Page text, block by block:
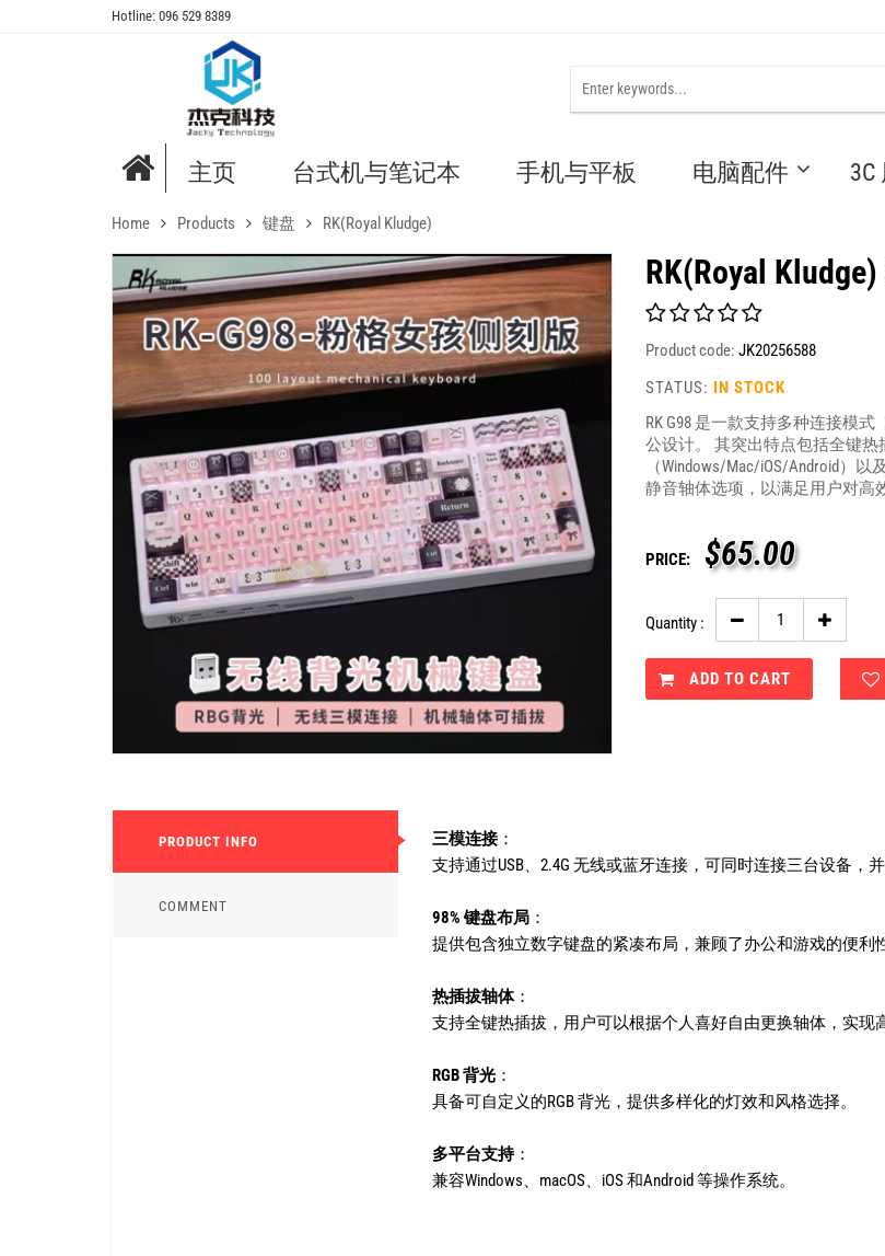
Hotline: 096 529 8389
主页 台式机与笔记本 手机与平板 电脑配件
Home Products 键盘 RK(Royal Kludge)
RK(Royal
Product code: JK20256588
STATUS: IN STOCK
RK G98 是一款支持多种连接模
公设计。 其突出特点包括全键热
（Windows/Mac/iOS/Android）
静音轴体选项，以满足用户对高
PRICE: $65.00
Quantity :
ADD TO CART
PRODUCT INFO
COMMENT
三模连接：
支持通过USB、2.4G 无线或蓝牙连接，可同时连接三台设备，并
98% 键盘布局：
提供包含独立数字键盘的紧凑布局，兼顾了办公和游戏的便利性
热插拔轴体：
支持全键热插拔，用户可以根据个人喜好自由更换轴体，实现
RGB 背光：
具备可自定义的RGB 背光，提供多样化的灯效和风格选择。
多平台支持：
兼容Windows、macOS、iOS 和Android 等操作系统。